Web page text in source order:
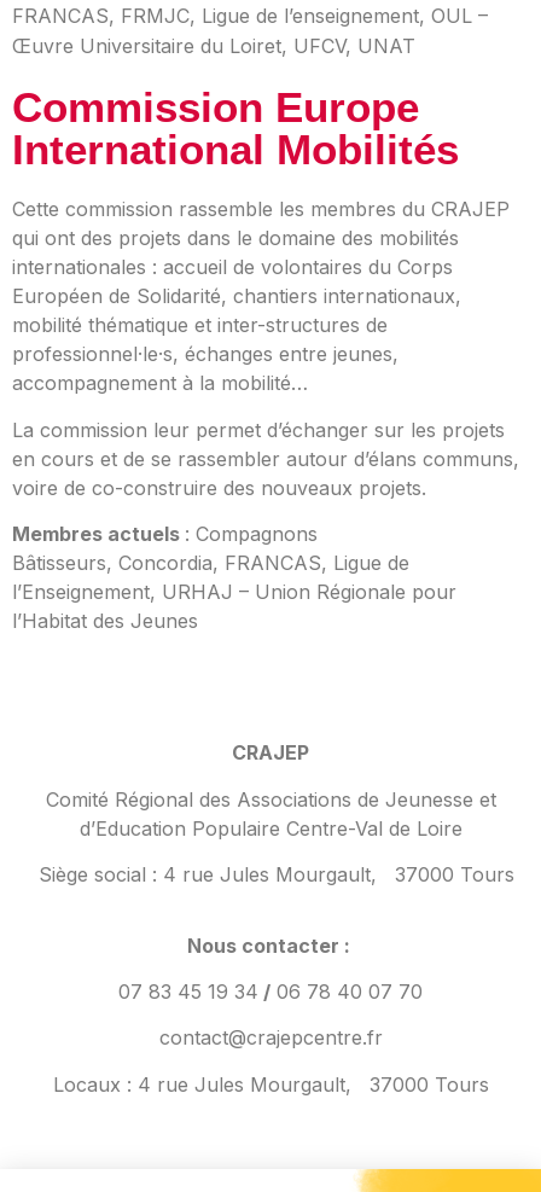
FRANCAS, FRMJC, Ligue de l’enseignement, OUL –
Œuvre Universitaire du Loiret, UFCV, UNAT
Commission Europe
International Mobilités
Cette commission rassemble les membres du CRAJEP
qui ont des projets dans le domaine des mobilités
internationales : accueil de volontaires du Corps
Européen de Solidarité, chantiers internationaux,
mobilité thématique et inter-structures de
professionnel·le·s, échanges entre jeunes,
accompagnement à la mobilité…
La commission leur permet d’échanger sur les projets
en cours et de se rassembler autour d’élans communs,
voire de co-construire des nouveaux projets.
Membres actuels : Compagnons
Bâtisseurs, Concordia, FRANCAS, Ligue de
l’Enseignement, URHAJ – Union Régionale pour
l’Habitat des Jeunes
CRAJEP
Comité Régional des Associations de Jeunesse et
d’Education Populaire Centre-Val de Loire
Siège social : 4 rue Jules Mourgault, 37000 Tours
Nous contacter :
07 83 45 19 34 / 06 78 40 07 70
contact@crajepcentre.fr
Locaux : 4 rue Jules Mourgault, 37000 Tours